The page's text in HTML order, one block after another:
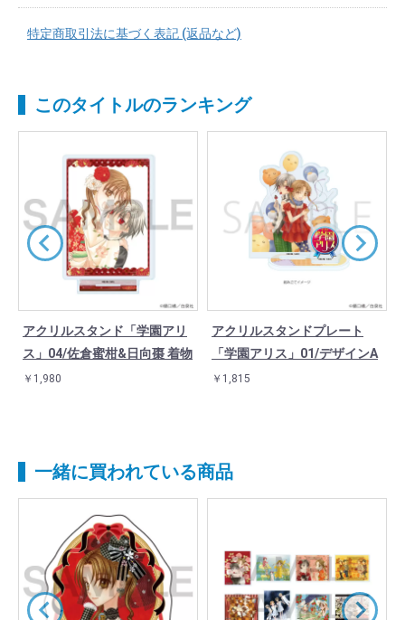
特定商取引法に基づく表記 (返品など)
このタイトルのランキング
アクリルスタンド「学園アリ
ス」04/佐倉蜜柑&日向棗 着物
￥1,980
アクリルスタンドプレート
「学園アリス」01/デザインA
￥1,815
一緒に買われている商品